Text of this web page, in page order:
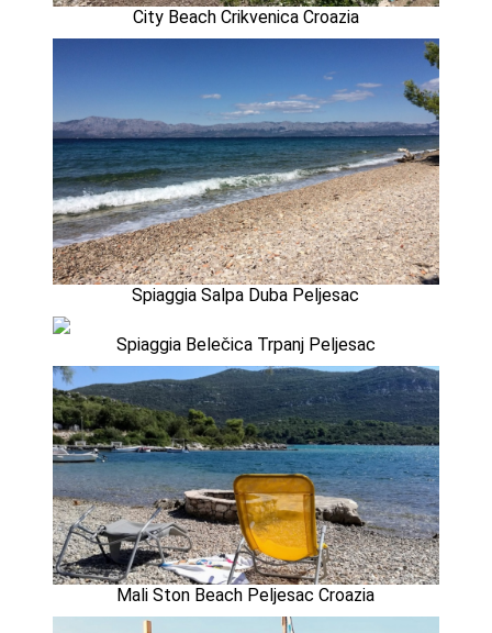
City Beach Crikvenica Croazia
Spiaggia Salpa Duba Peljesac
Spiaggia Belečica Trpanj Peljesac
Mali Ston Beach Peljesac Croazia